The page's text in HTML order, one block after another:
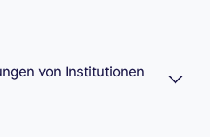
von Institutionen